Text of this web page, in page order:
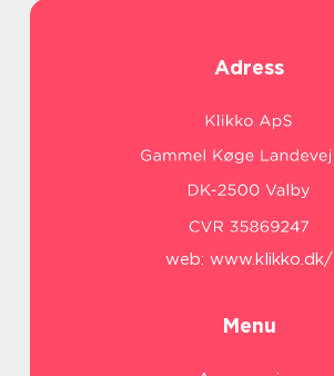
Adress
web: www.klikko.dk/
Menu